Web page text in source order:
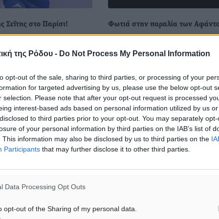
της Ρόδου - Do Not Process My Personal Information
opt-out of the sale, sharing to third parties, or processing of your
for targeted advertising by us, please use the below opt-out
selection. Please note that after your opt-out request is processed
interest-based ads based on personal information utilized by us
to third parties prior to your opt-out. You may separately
of your personal information by third parties on the IAB’s list of
This information may also be disclosed by us to third parties on the
Participants that may further disclose it to other third parties.
Data Processing Opt Outs
opt-out of the Sharing of my personal data.
Σεΐτης στο Παρίσι!
τερμάτισε ο Μιχάλης
Ο Ροδίτης
μας έκανε χρόνο 23.15
Φωτιά στην παραλία των
στην παραλία των Αφάντου, στο
σπεύσει δυνάμεις της
και πιθανολογείται ότι η φωτιά
07.09.24, 20:36